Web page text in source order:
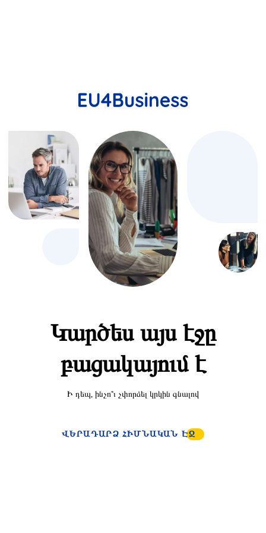
Կարծես այս էջը
բացակայում է
Ի դեպ, ինչո՞ւ չփորձել կրկին գնալով
ՎԵՐԱԴԱՐՁ ՀԻՄՆԱԿԱՆ ԷՋ